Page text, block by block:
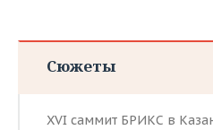
Сюжеты
XVI саммит БРИКС в